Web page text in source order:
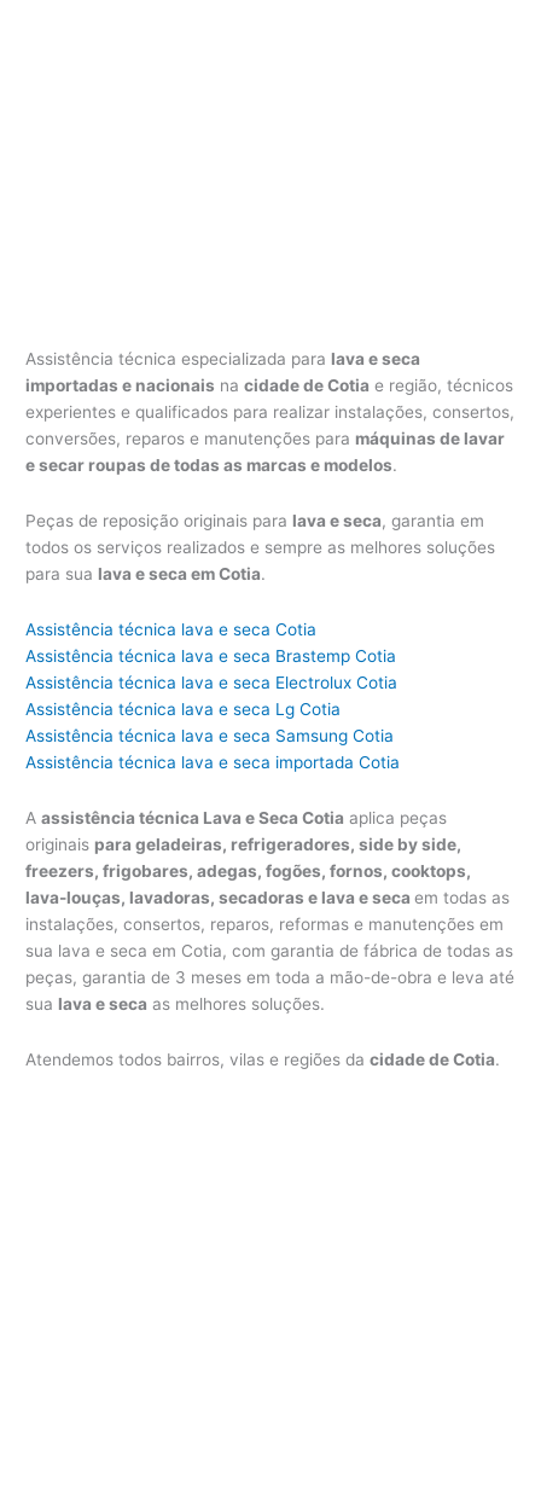
Assistência técnica especializada para lava e seca
importadas e nacionais nacidade de Cotia e região, técnicos
experientes e qualificados para realizar instalações, consertos,
conversões, reparos e manutenções para máquinas de lavar
e secar roupas de todas as marcas e modelos.
Peças de reposição originais para lava e seca, garantia em
todos os serviços realizados e sempre as melhores soluções
para sua lava e seca em Cotia.
Assistência técnica lava e seca Cotia
Assistência técnica lava e seca Brastemp Cotia
Assistência técnica lava e seca Electrolux Cotia
Assistência técnica lava e seca Lg Cotia
Assistência técnica lava e seca Samsung Cotia
Assistência técnica lava e seca importada Cotia
Aassistência técnica Lava e Seca Cotia aplica peças
originais para geladeiras, refrigeradores, side by side,
freezers, frigobares, adegas, fogões, fornos, cooktops,
lava-louças, lavadoras, secadoras e lava e secaem todas as
instalações, consertos, reparos, reformas e manutenções em
sua lava e seca em Cotia, com garantia de fábrica de todas as
peças, garantia de 3 meses em toda a mão-de-obra e leva até
sua lava e seca as melhores soluções.
Atendemos todos bairros, vilas e regiões dacidade de Cotia.